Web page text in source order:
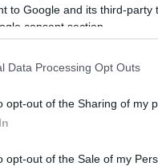
to Google and its third-
consent section.
Data Processing Opt Outs
opt-out of the Sharing of my
opt-out of the Sale of my